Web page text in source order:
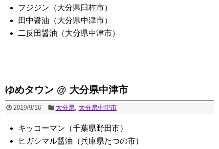
フジジン（大分県臼杵市）
田中醤油（大分県中津市）
二反田醤油（大分県中津市）
ゆめタウン @ 大分県中津市
2019/9/16 大分県, 大分県中津市
キッコーマン（千葉県野田市）
ヒガシマル醤油（兵庫県たつの市）